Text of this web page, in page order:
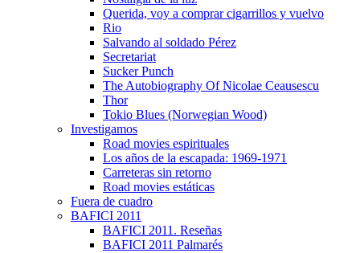
Querida, voy a comprar cigarrillos y vuelvo
Rio
Salvando al soldado Pérez
Secretariat
Sucker Punch
The Autobiography Of Nicolae Ceausescu
Thor
Tokio Blues (Norwegian Wood)
Investigamos
Road movies espirituales
Los años de la escapada: 1969-1971
Carreteras sin retorno
Road movies estáticas
Fuera de cuadro
BAFICI 2011
BAFICI 2011. Reseñas
BAFICI 2011 Palmarés